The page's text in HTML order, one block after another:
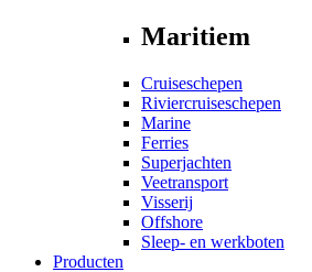
Maritiem
Cruiseschepen
Riviercruiseschepen
Marine
Ferries
Superjachten
Veetransport
Visserij
Offshore
Sleep- en werkboten
Producten